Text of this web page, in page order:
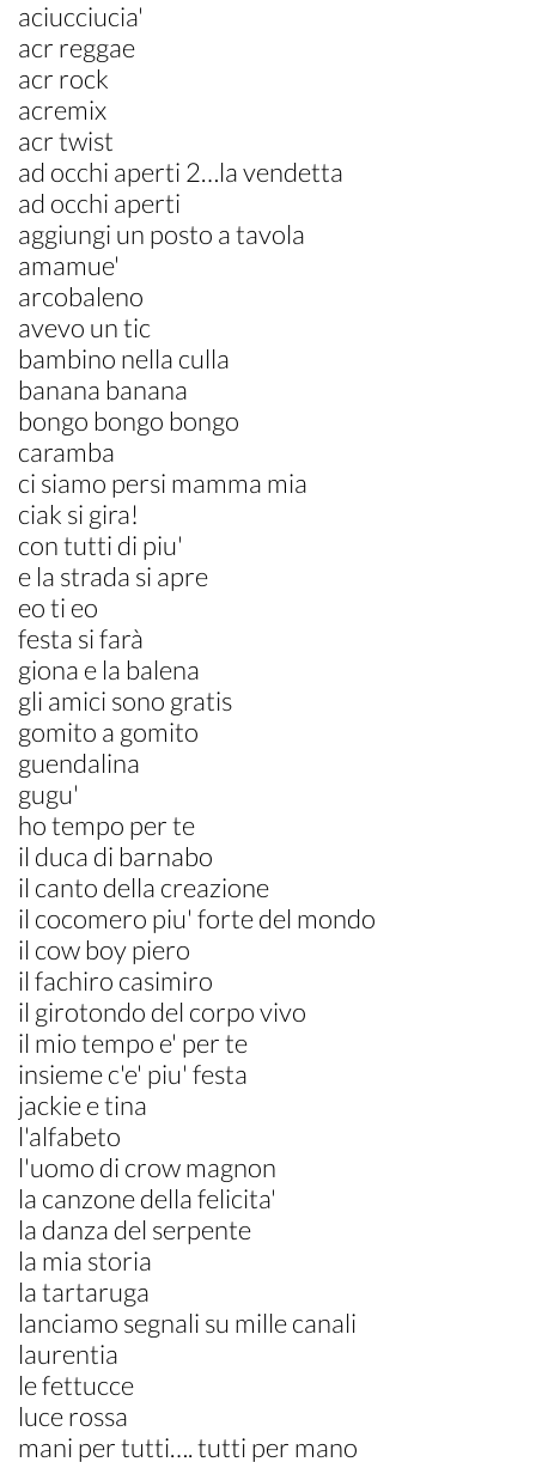
aciucciucia'
acr reggae
acr rock
acremix
acr twist
ad occhi aperti 2…la vendetta
ad occhi aperti
aggiungi un posto a tavola
amamue'
arcobaleno
avevo un tic
bambino nella culla
banana banana
bongo bongo bongo
caramba
ci siamo persi mamma mia
ciak si gira!
con tutti di piu'
e la strada si apre
eo ti eo
festa si farà
giona e la balena
gli amici sono gratis
gomito a gomito
guendalina
gugu'
ho tempo per te
il duca di barnabo
il canto della creazione
il cocomero piu' forte del mondo
il cow boy piero
il fachiro casimiro
il girotondo del corpo vivo
il mio tempo e' per te
insieme c'e' piu' festa
jackie e tina
l'alfabeto
l'uomo di crow magnon
la canzone della felicita'
la danza del serpente
la mia storia
la tartaruga
lanciamo segnali su mille canali
laurentia
le fettucce
luce rossa
mani per tutti…. tutti per mano